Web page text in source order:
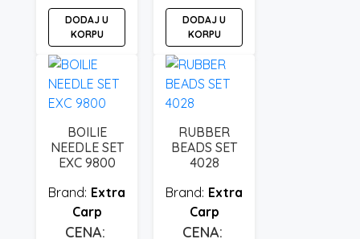
DODAJ U
KORPU
DODAJ U
KORPU
BOILIE
NEEDLE SET
EXC 9800
Extra
Carp
RUBBER
BEADS SET
4028
Extra
Carp